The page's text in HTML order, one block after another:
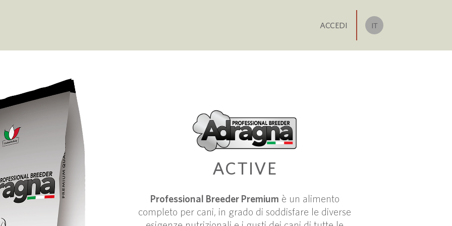
ACCEDI IT
ACTIVE
Professional Breeder Premium è un alimento
completo per cani, in grado di soddisfare le diverse